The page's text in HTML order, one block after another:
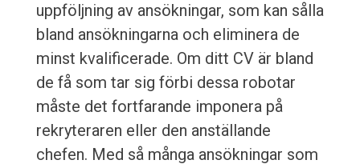
uppföljning av ansökningar, som kan sålla
bland ansökningarna och eliminera de
minst kvalificerade. Om ditt CV är bland
de få som tar sig förbi dessa robotar
måste det fortfarande imponera på
rekryteraren eller den anställande
chefen. Med så många ansökningar som